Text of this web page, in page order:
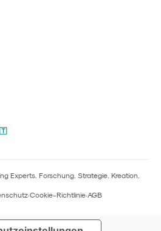
Experts. Forschung. Strategie. Kreation.
·Cookie-Richtlinie·AGB